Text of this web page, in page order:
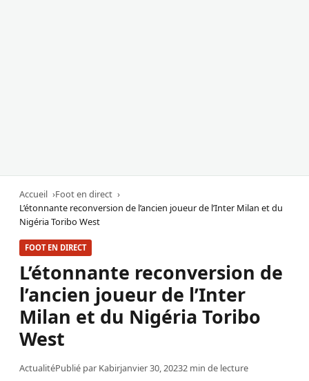
Accueil
Foot en direct
L’étonnante reconversion de l’ancien joueur de l’Inter Milan et du
Nigéria Toribo West
FOOT EN DIRECT
L’étonnante reconversion de
l’ancien joueur de l’Inter
Milan et du Nigéria Toribo
West
ActualitéPublié par Kabirjanvier 30, 20232 min de lecture